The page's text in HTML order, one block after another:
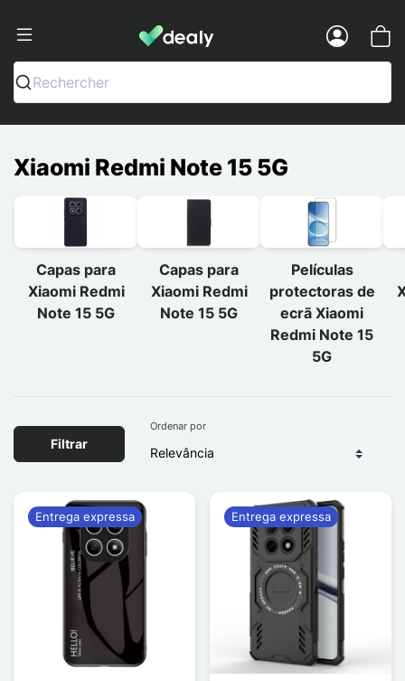
Dealy - Capas e acessórios para
Rechercher
Xiaomi Redmi Note 15 5G
Capas para
Xiaomi Redmi
Note 15 5G
Capas para
Xiaomi Redmi
Note 15 5G
Películas
protectoras de
ecrã Xiaomi
Redmi Note 15
5G
Filtrar
Ordenar por
Entrega expressa Entrega expressa